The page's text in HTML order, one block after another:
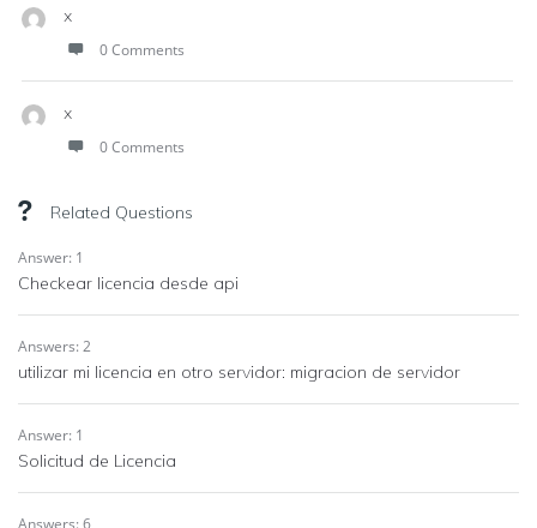
x
0 Comments
x
0 Comments
Related Questions
Answer: 1
Checkear licencia desde api
Answers: 2
utilizar mi licencia en otro servidor: migracion de servidor
Answer: 1
Solicitud de Licencia
Answers: 6